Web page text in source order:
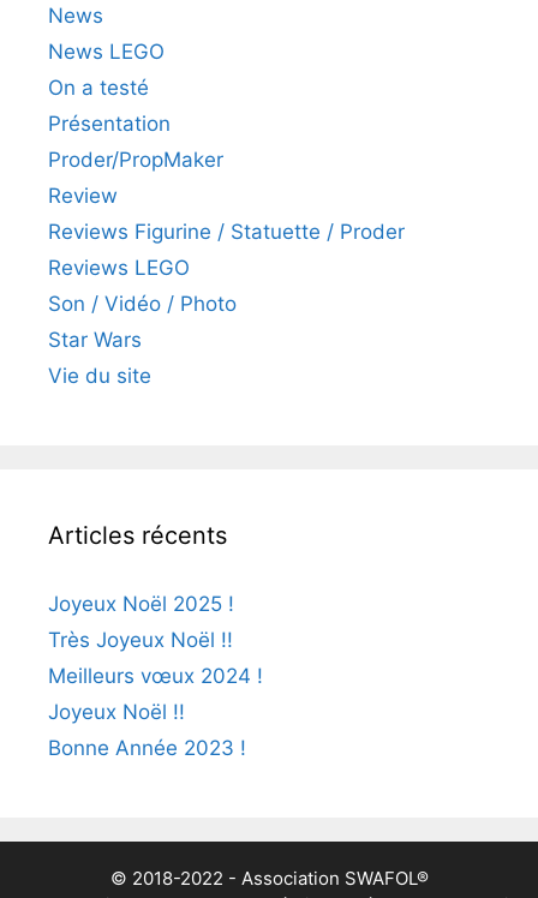
News
News LEGO
On a testé
Présentation
Proder/PropMaker
Review
Reviews Figurine / Statuette / Proder
Reviews LEGO
Son / Vidéo / Photo
Star Wars
Vie du site
Articles récents
Joyeux Noël 2025 !
Très Joyeux Noël !!
Meilleurs vœux 2024 !
Joyeux Noël !!
Bonne Année 2023 !
© 2018-2022 - Association SWAFOL®